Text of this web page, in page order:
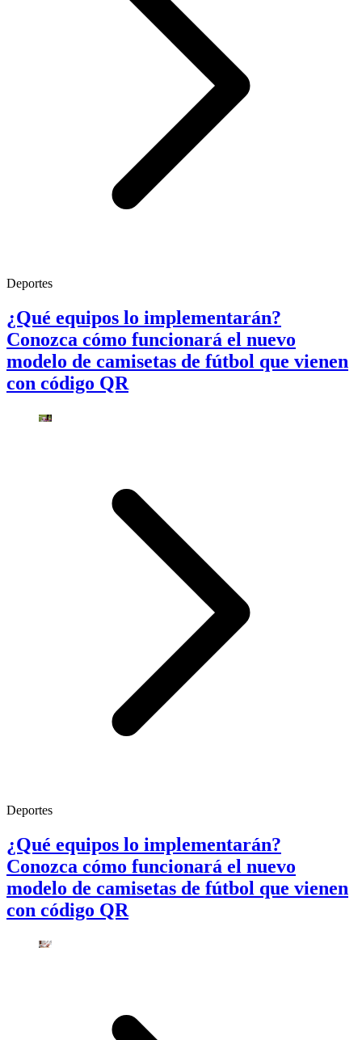
Deportes
¿Qué equipos lo implementarán?
Conozca cómo funcionará el nuevo
modelo de camisetas de fútbol que vienen
con código QR
Deportes
¿Qué equipos lo implementarán?
Conozca cómo funcionará el nuevo
modelo de camisetas de fútbol que vienen
con código QR